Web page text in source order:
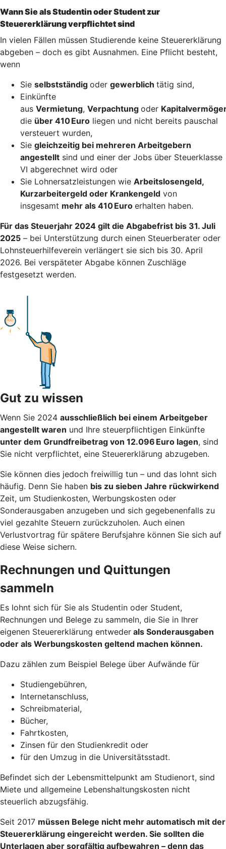
Wann Sie als Studentin oder Student zur
Steuererklärung verpflichtet sind
In vielen Fällen müssen Studierende keine Steuererklärung
abgeben – doch es gibt Ausnahmen. Eine Pflicht besteht,
wenn
Sie selbstständig oder gewerblich tätig sind,
Einkünfte
aus Vermietung, Verpachtung oder
die über 410 Euro liegen und nicht bereits pauschal
versteuert wurden,
Sie gleichzeitig bei mehreren Arbeitgebern
angestellt sind und einer der Jobs über Steuerklasse
VI abgerechnet wird oder
Sie Lohnersatzleistungen wie Arbeitslosengeld,
Kurzarbeitergeld oder Krankengeld von
insgesamt mehr als 410 Euro erhalten haben.
Für das Steuerjahr 2024 gilt die Abgabefrist bis 31. Juli
2025 – bei Unterstützung durch einen Steuerberater oder
Lohnsteuerhilfeverein verlängert sie sich bis 30. April
2026. Bei verspäteter Abgabe können Zuschläge
festgesetzt werden.
Gut zu wissen
Wenn Sie 2024 ausschließlich bei einem Arbeitgeber
angestellt waren und Ihre steuerpflichtigen Einkünfte
unter dem Grundfreibetrag von 12.096 Euro lagen, sind
Sie nicht verpflichtet, eine Steuererklärung abzugeben.
Sie können dies jedoch freiwillig tun – und das lohnt sich
häufig. Denn Sie haben bis zu sieben Jahre rückwirkend
Zeit, um Studienkosten, Werbungskosten oder
Sonderausgaben anzugeben und sich gegebenenfalls zu
viel gezahlte Steuern zurückzuholen. Auch einen
Verlustvortrag für spätere Berufsjahre können Sie sich auf
diese Weise sichern.
Rechnungen und Quittungen
sammeln
Es lohnt sich für Sie als Studentin oder Student,
Rechnungen und Belege zu sammeln, die Sie in Ihrer
eigenen Steuererklärung entweder als Sonderausgaben
oder als Werbungskosten geltend machen können.
Dazu zählen zum Beispiel Belege über Aufwände für
Studiengebühren,
Internetanschluss,
Schreibmaterial,
Bücher,
Fahrtkosten,
Zinsen für den Studienkredit oder
für den Umzug in die Universitätsstadt.
Befindet sich der Lebensmittelpunkt am Studienort, sind
Miete und allgemeine Lebenshaltungskosten nicht
steuerlich abzugsfähig.
Seit 2017 müssen Belege nicht mehr automatisch mit der
Steuererklärung eingereicht werden. Sie sollten die
Unterlagen aber sorgfältig aufbewahren – denn das